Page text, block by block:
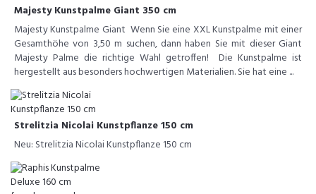
Majesty Kunstpalme Giant 350 cm
Majesty Kunstpalme Giant Wenn Sie eine XXL Kunstpalme mit einer
Gesamthöhe von 3,50 m suchen, dann haben Sie mit dieser Giant
Majesty Palme die richtige Wahl getroffen! Die Kunstpalme ist
hergestellt aus besonders hochwertigen Materialien. Sie hat eine ...
Strelitzia Nicolai Kunstpflanze 150 cm
Neu: Strelitzia Nicolai Kunstpflanze 150 cm